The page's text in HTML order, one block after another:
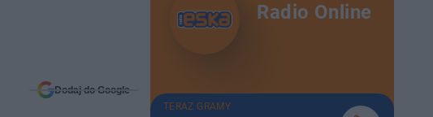
Dodaj do Google
Radio Online
TERAZ GRAMY